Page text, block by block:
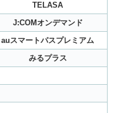
TELASA
J:COMオンデマンド
auスマートパスプレミアム
みるプラス